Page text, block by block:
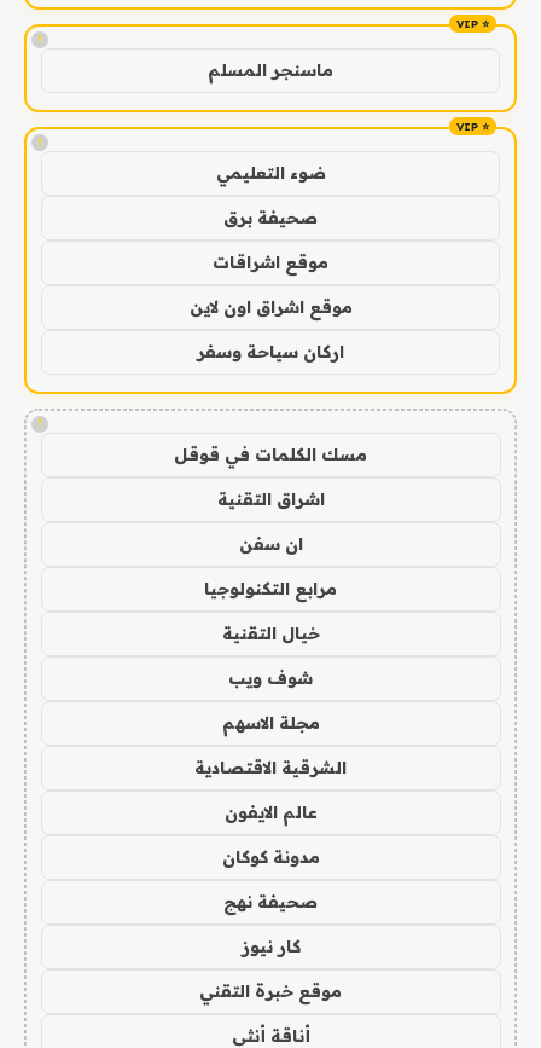
!
ماسنجر المسلم
!
ضوء التعليمي
صحيفة برق
موقع اشراقات
موقع اشراق اون لاين
اركان سياحة وسفر
!
مسك الكلمات في قوقل
اشراق التقنية
ان سفن
مرابع التكنولوجيا
خيال التقنية
شوف ويب
مجلة الاسهم
الشرقية الاقتصادية
عالم الايفون
مدونة كوكان
صحيفة نهج
كار نيوز
موقع خبرة التقني
أناقة أنثى